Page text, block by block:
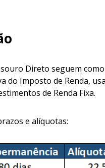
Direto seguem
do Imposto de Renda,
de Renda Fixa.
e alíquotas: